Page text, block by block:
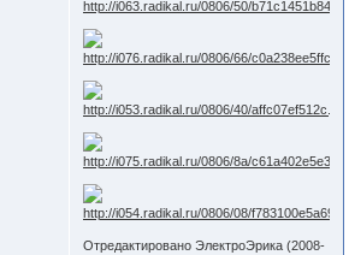
Отредактировано ЭлектроЭрика (2008-